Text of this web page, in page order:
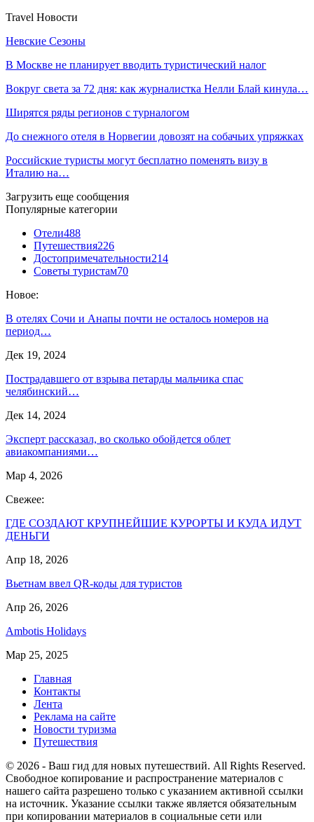
Travel Новости
Невские Сезоны
В Москве не планирует вводить туристический налог
Вокруг света за 72 дня: как журналистка Нелли Блай кинула…
Ширятся ряды регионов с турналогом
До снежного отеля в Норвегии довозят на собачьих упряжках
Российские туристы могут бесплатно поменять визу в
Италию на…
Загрузить еще сообщения
Популярные категории
Отели488
Путешествия226
Достопримечательности214
Советы туристам70
Новое:
В отелях Сочи и Анапы почти не осталось номеров на
период…
Дек 19, 2024
Пострадавшего от взрыва петарды мальчика спас
челябинский…
Дек 14, 2024
Эксперт рассказал, во сколько обойдется облет
авиакомпаниями…
Мар 4, 2026
Свежее:
ГДЕ СОЗДАЮТ КРУПНЕЙШИЕ КУРОРТЫ И КУДА ИДУТ
ДЕНЬГИ
Апр 18, 2026
Вьетнам ввел QR-коды для туристов
Апр 26, 2026
Ambotis Holidays
Мар 25, 2025
Главная
Контакты
Лента
Реклама на сайте
Новости туризма
Путешествия
© 2026 - Ваш гид для новых путешествий. All Rights Reserved.
Свободное копирование и распространение материалов с
нашего сайта разрешено только с указанием активной ссылки
на источник. Указание ссылки также является обязательным
при копировании материалов в социальные сети или